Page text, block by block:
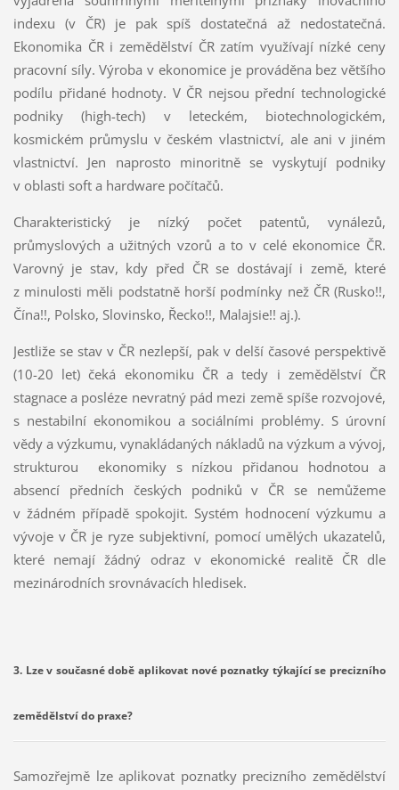
indexu (v ČR) je pak spíš dostatečná až nedostatečná.
Ekonomika ČR i zemědělství ČR zatím využívají nízké ceny
pracovní síly. Výroba v ekonomice je prováděna bez většího
podílu přidané hodnoty. V ČR nejsou přední technologické
podniky (high-tech) v leteckém, biotechnologickém,
kosmickém průmyslu v českém vlastnictví, ale ani v jiném
vlastnictví. Jen naprosto minoritně se vyskytují podniky
v oblasti soft a hardware počítačů.
Charakteristický je nízký počet patentů, vynálezů,
průmyslových a užitných vzorů a to v celé ekonomice ČR.
Varovný je stav, kdy před ČR se dostávají i země, které
z minulosti měli podstatně horší podmínky než ČR (Rusko!!,
Čína!!, Polsko, Slovinsko, Řecko!!, Malajsie!! aj.).
Jestliže se stav v ČR nezlepší, pak v delší časové perspektivě
(10-20 let) čeká ekonomiku ČR a tedy i zemědělství ČR
stagnace a posléze nevratný pád mezi země spíše rozvojové,
s nestabilní ekonomikou a sociálními problémy. S úrovní
vědy a výzkumu, vynakládaných nákladů na výzkum a vývoj,
strukturou ekonomiky s nízkou přidanou hodnotou a
absencí předních českých podniků v ČR se nemůžeme
v žádném případě spokojit. Systém hodnocení výzkumu a
vývoje v ČR je ryze subjektivní, pomocí umělých ukazatelů,
které nemají žádný odraz v ekonomické realitě ČR dle
mezinárodních srovnávacích hledisek.
3. Lze v současné době aplikovat nové poznatky týkající se precizního
zemědělství do praxe?
Samozřejmě lze aplikovat poznatky precizního zemědělství